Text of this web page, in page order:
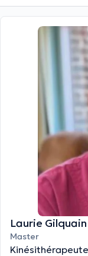
Laurie Gilquain
Master
Kinésithérapeute